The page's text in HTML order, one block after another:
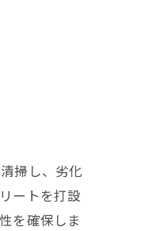
掃し、劣化
ートを打設
を確保しま